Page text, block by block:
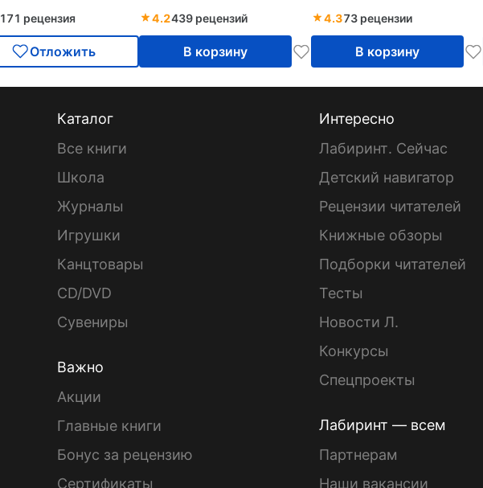
171 рецензия
Отложить
4.2439 рецензий
В корзину
4.373 рецензии
В корзину
Каталог
Все книги
Школа
Журналы
Игрушки
Канцтовары
CD/DVD
Сувениры
Важно
Акции
Главные книги
Бонус за рецензию
Сертификаты
Интересно
Лабиринт. Сейчас
Детский навигатор
Рецензии читателей
Книжные обзоры
Подборки читателей
Тесты
Новости Л.
Конкурсы
Спецпроекты
Лабиринт — всем
Партнерам
Наши вакансии